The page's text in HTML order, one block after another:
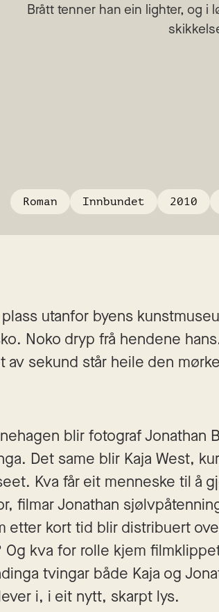
Brått tenner han ein lighter, og i
Roman Innbundet 2010
utanfor byens
Noko dryp frå hendene
sekund står heile den mørke
blir fotograf Jonathan
Det same blir Kaja West,
Kva får eit menneske til å
filmar Jonathan
etter kort tid blir distribuert
kva for rolle kjem
tvingar både Kaja og
i, i eit nytt, skarpt lys.